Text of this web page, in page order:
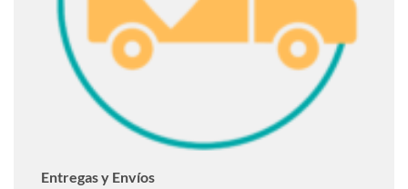
Entregas y Envíos